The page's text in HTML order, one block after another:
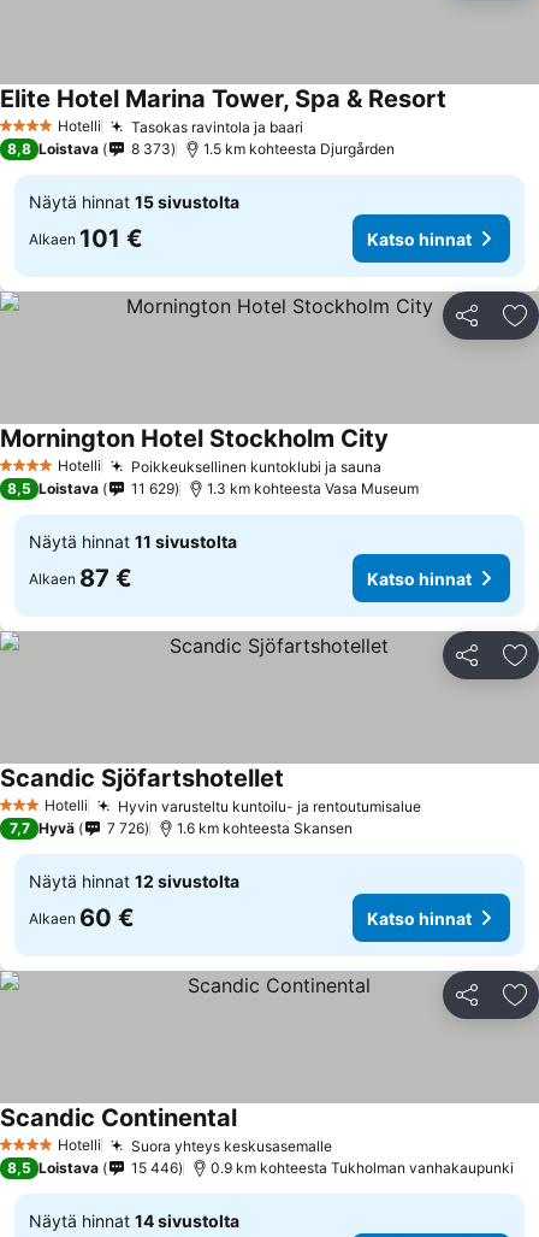
4 Tähtiluokitus
Hotelli Tasokas ravintola ja baari
Elite Hotel Marina Tower, Spa & Resort
8,8 Loistava 8 373 1.5 km kohteesta Djurgården
Näytä hinnat 15 sivustolta
Alkaen 101 € Katso hinnat
Jaa
4 Tähtiluokitus
Hotelli Poikkeuksellinen kuntoklubi ja sauna
Mornington Hotel Stockholm City
8,5 Loistava 11 629 1.3 km kohteesta Vasa Museum
Näytä hinnat 11 sivustolta
Alkaen 87 € Katso hinnat
Jaa
3 Tähtiluokitus
Hotelli Hyvin varusteltu kuntoilu- ja rentoutumisalue
Scandic Sjöfartshotellet
7,7 Hyvä 7 726 1.6 km kohteesta Skansen
Näytä hinnat 12 sivustolta
Alkaen 60 € Katso hinnat
Jaa
4 Tähtiluokitus
Hotelli Suora yhteys keskusasemalle
Scandic Continental
8,5 Loistava 15 446 0.9 km kohteesta Tukholman vanhakaupunki
Näytä hinnat 14 sivustolta